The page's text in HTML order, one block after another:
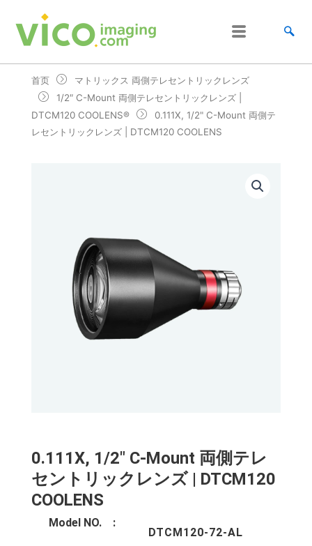
首页
マトリックス 両側テレセントリックレンズ
1/2″ C-Mount 両側テレセントリックレンズ |
DTCM120 COOLENS®
0.111X, 1/2" C-Mount 両側テ
レセントリックレンズ | DTCM120 COOLENS
0.111X, 1/2" C-Mount 両側テレ
セントリックレンズ | DTCM120
COOLENS
Model NO. :
DTCM120-72-AL